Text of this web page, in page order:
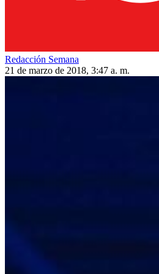
Redacción Semana
21 de marzo de 2018, 3:47 a. m.